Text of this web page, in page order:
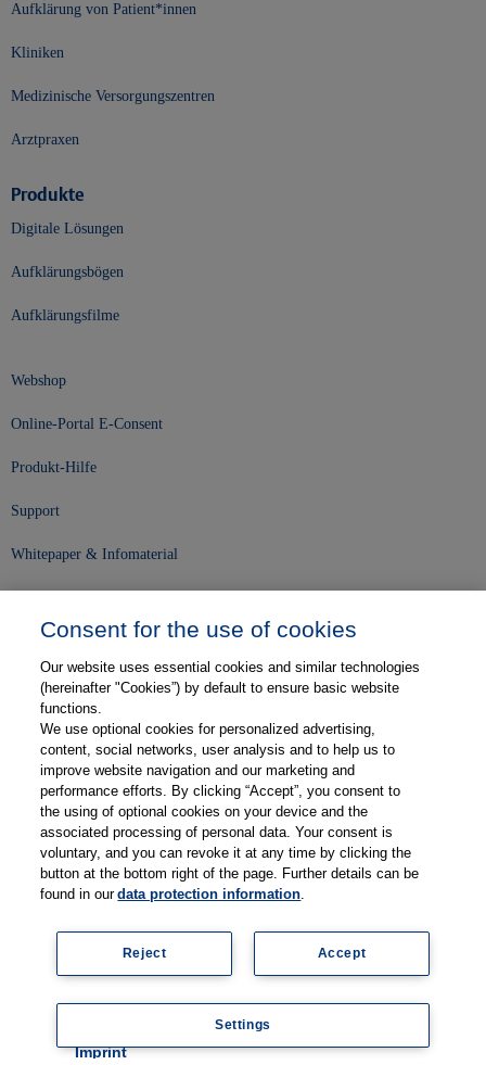
Aufklärung von Patient*innen
Kliniken
Medizinische Versorgungszentren
Arztpraxen
Produkte
Digitale Lösungen
Aufklärungsbögen
Aufklärungsfilme
Webshop
Online-Portal E-Consent
Produkt-Hilfe
Support
Whitepaper & Infomaterial
Karriere
Kontakt
Web-Semniare
Anwenderberichte
Partner
Impressum Datenschutz Kontakt AGB
Consent for the use of cookies
Our website uses essential cookies and similar technologies
(hereinafter "Cookies”) by default to ensure basic website
functions.
We use optional cookies for personalized advertising,
content, social networks, user analysis and to help us to
improve website navigation and our marketing and
performance efforts. By clicking “Accept”, you consent to
the using of optional cookies on your device and the
associated processing of personal data. Your consent is
voluntary, and you can revoke it at any time by clicking the
button at the bottom right of the page. Further details can be
found in ourdata protection information.
Imprint
Accept
Reject
Settings